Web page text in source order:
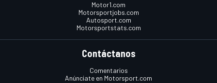
Motor1.com
Motorsportjobs.com
Autosport.com
Motorsportstats.com
Contáctanos
Comentarios
Anúnciate en Motorsport.com